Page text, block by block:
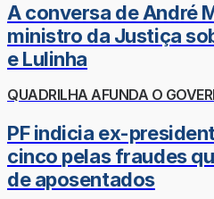
A conversa de André
ministro da Justiça
e Lulinha
QUADRILHA AFUNDA O
PF indicia ex-
cinco pelas fraudes
de aposentados